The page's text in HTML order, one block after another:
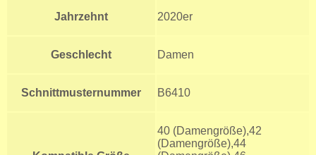
Jahrzehnt 2020er
Geschlecht Damen
Schnittmusternummer B6410
40 (Damengröße),42
(Damengröße),44